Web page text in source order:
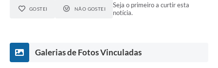
GOSTEI NÃO GOSTEI
Seja o primeiro a curtir esta
notícia.
Galerias de Fotos Vinculadas